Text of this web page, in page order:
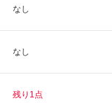
なし
なし
残り1点